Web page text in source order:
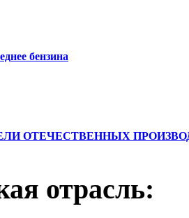
бензина
ОТЕЧЕСТВЕННЫХ
отрасль: